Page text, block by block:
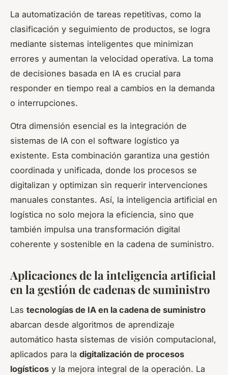
La automatización de tareas repetitivas, como la
clasificación y seguimiento de productos, se logra
mediante sistemas inteligentes que minimizan
errores y aumentan la velocidad operativa. La toma
de decisiones basada en IA es crucial para
responder en tiempo real a cambios en la demanda
o interrupciones.
Otra dimensión esencial es la integración de
sistemas de IA con el software logístico ya
existente. Esta combinación garantiza una gestión
coordinada y unificada, donde los procesos se
digitalizan y optimizan sin requerir intervenciones
manuales constantes. Así, la inteligencia artificial en
logística no solo mejora la eficiencia, sino que
también impulsa una transformación digital
coherente y sostenible en la cadena de suministro.
Aplicaciones de la inteligencia artificial
en la gestión de cadenas de suministro
Las tecnologías de IA en la cadena de suministro
abarcan desde algoritmos de aprendizaje
automático hasta sistemas de visión computacional,
aplicados para la digitalización de procesos
logísticos y la mejora integral de la operación. La